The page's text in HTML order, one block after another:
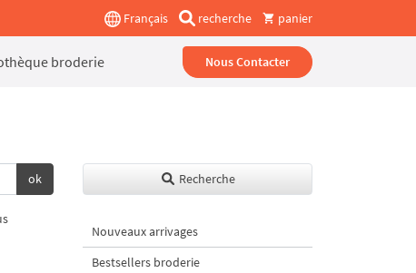
Français recherche panier
broderie Nous Contacter
ok Recherche
Nouveaux arrivages
Bestsellers broderie